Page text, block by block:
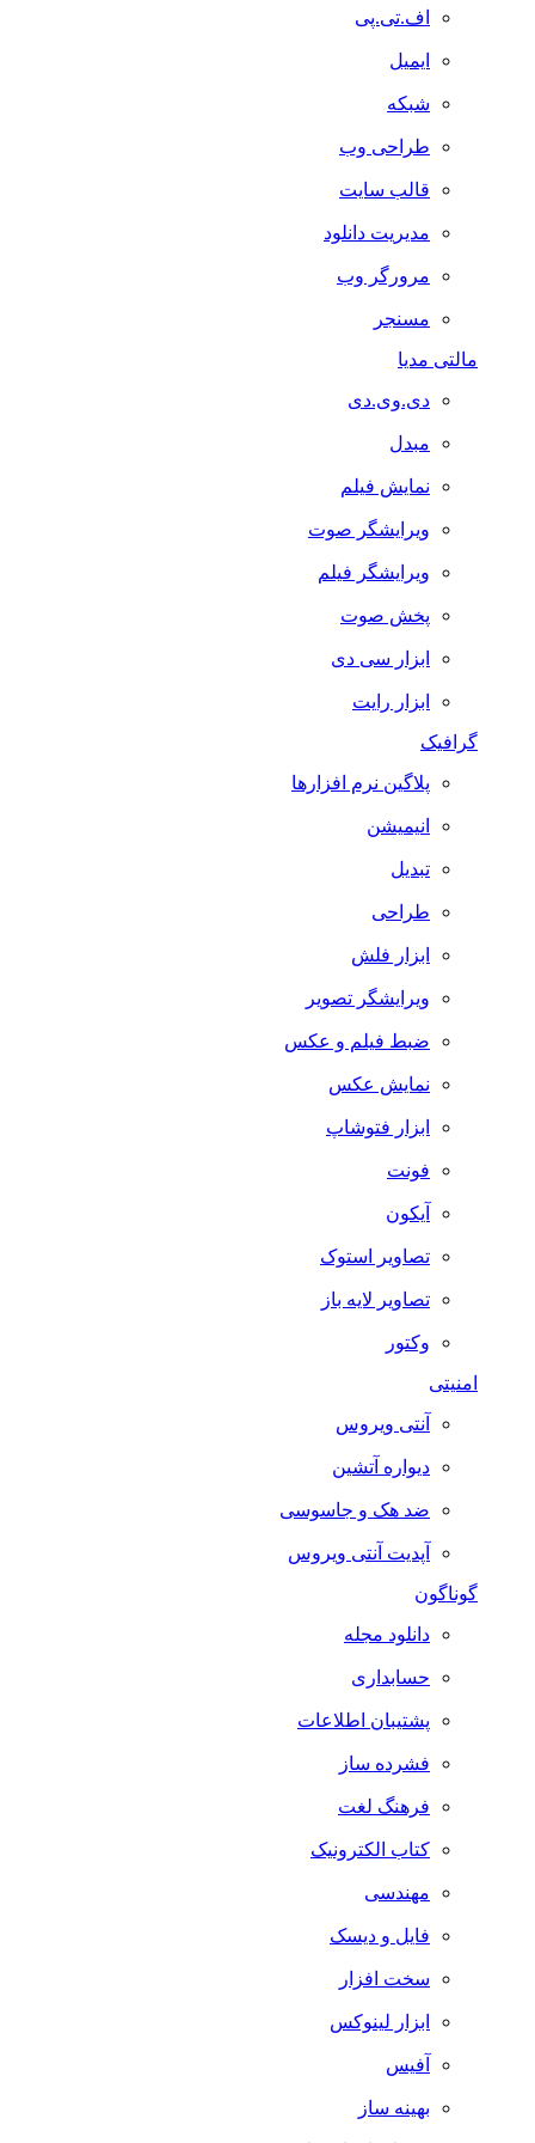
اف.تی.پی
ایمیل
شبکه
طراحی وب
قالب سایت
مدیریت دانلود
مرورگر وب
مسنجر
مالتی مدیا
دی.وی.دی
مبدل
نمایش فیلم
ویرایشگر صوت
ویرایشگر فیلم
پخش صوت
ابزار سی دی
ابزار رایت
گرافیک
پلاگین نرم افزارها
انیمیشن
تبدیل
طراحی
ابزار فلش
ویرایشگر تصویر
ضبط فيلم و عكس
نمایش عکس
ابزار فتوشاپ
فونت
آیکون
تصاویر استوک
تصاویر لایه باز
وکتور
امنیتی
آنتی ویروس
دیواره آتشین
ضد هک و جاسوسی
آپدیت آنتی ویروس
گوناگون
دانلود مجله
حسابداری
پشتیبان اطلاعات
فشرده ساز
فرهنگ لغت
کتاب الکترونیک
مهندسی
فایل و دیسک
سخت افزار
ابزار لینوکس
آفیس
بهینه ساز